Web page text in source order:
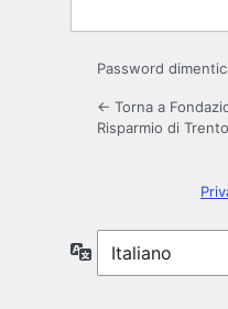
Password
← Torna a
Risparmio di
Lingua